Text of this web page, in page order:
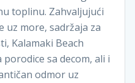
toplinu. Zahvaljujući
uz more, sadržaja za
Kalamaki Beach
sa decom, ali i
odmor uz